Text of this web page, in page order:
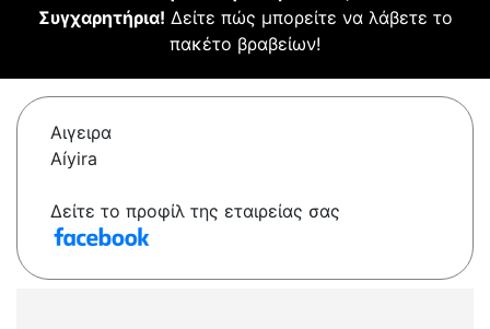
Συγχαρητήρια! Δείτε πώς μπορείτε να λάβετε το
πακέτο βραβείων!
Αιγειρα
Aíyira
Δείτε το προφίλ της εταιρείας σας